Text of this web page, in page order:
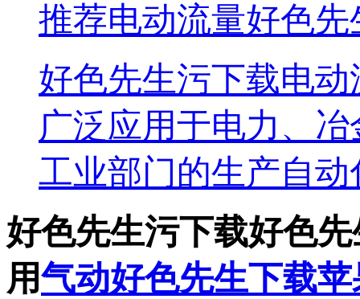
推荐电动流量好色
好色先生污下载电
广泛应用于电力、冶金
工业部门的生产自动化
好色先生污下载好色
用气动好色先生下载